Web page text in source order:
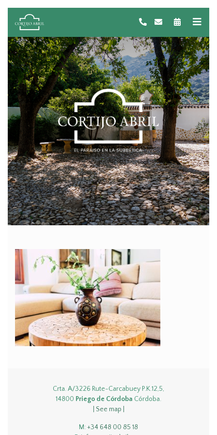
Crta. A/3226 Rute-Carcabuey P.K.12,5,
14800 Priego de Córdoba Córdoba.
| See map |
M:+34 648 00 85 18